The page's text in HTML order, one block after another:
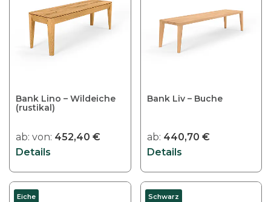
Bank Lino – Wildeiche
(rustikal)
ab: von: 452,40 €
Details
Bank Liv – Buche
ab: 440,70 €
Details
Eiche Schwarz